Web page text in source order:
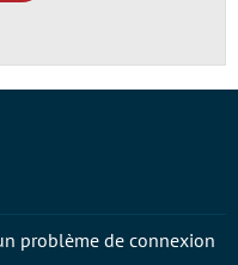
problème de connexion